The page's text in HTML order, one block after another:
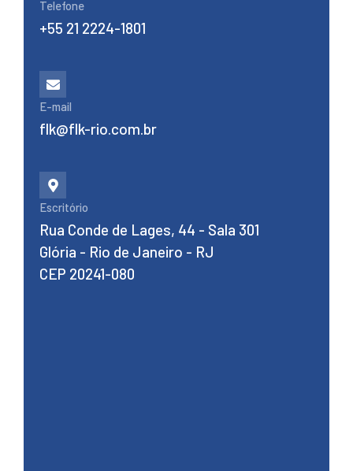
Telefone
+55 21 2224-1801
E-mail
flk@flk-rio.com.br
Escritório
Rua Conde de Lages, 44 - Sala 301
Glória - Rio de Janeiro - RJ
CEP 20241-080